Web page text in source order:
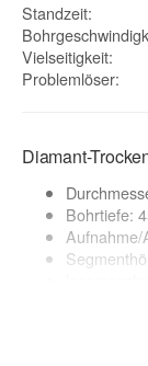
Standzeit:
Vielseitigkeit:
Problemlöser:
Diamant-
Bohrtiefe: